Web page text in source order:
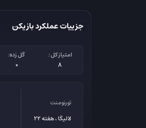
جزییات عملکرد بازیکن
امتیاز کل :
8
گل زده:
0
تورنومنت
لالیگا ، هفته 22